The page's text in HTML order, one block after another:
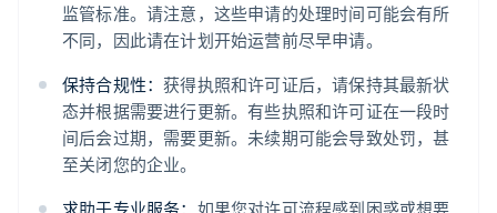
监管标准。请注意，这些申请的处理时间可能会有所
不同，因此请在计划开始运营前尽早申请。
保持合规性：获得执照和许可证后，请保持其最新状
态并根据需要进行更新。有些执照和许可证在一段时
间后会过期，需要更新。未续期可能会导致处罚，甚
至关闭您的企业。